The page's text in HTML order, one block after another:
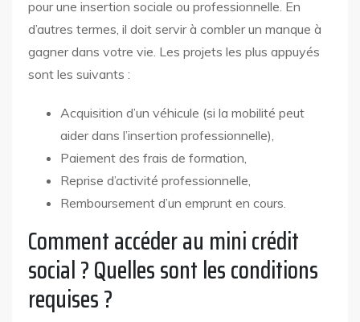
pour une insertion sociale ou professionnelle. En
d’autres termes, il doit servir à combler un manque à
gagner dans votre vie. Les projets les plus appuyés
sont les suivants :
Acquisition d’un véhicule (si la mobilité peut
aider dans l’insertion professionnelle),
Paiement des frais de formation,
Reprise d’activité professionnelle,
Remboursement d’un emprunt en cours.
Comment accéder au mini crédit
social ? Quelles sont les conditions
requises ?